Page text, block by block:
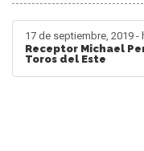
17 de septiembre, 2019 -
Receptor Michael
Toros del Este